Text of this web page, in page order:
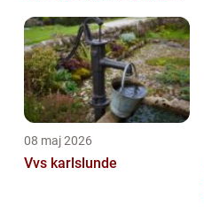
08 maj 2026
Vvs karlslunde